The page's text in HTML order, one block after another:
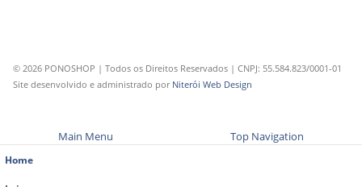
© 2026 PONOSHOP | Todos os Direitos Reservados | CNPJ: 55.584.823/0001-01
Site desenvolvido e administrado por Niterói Web Design
Main Menu Top Navigation
Home